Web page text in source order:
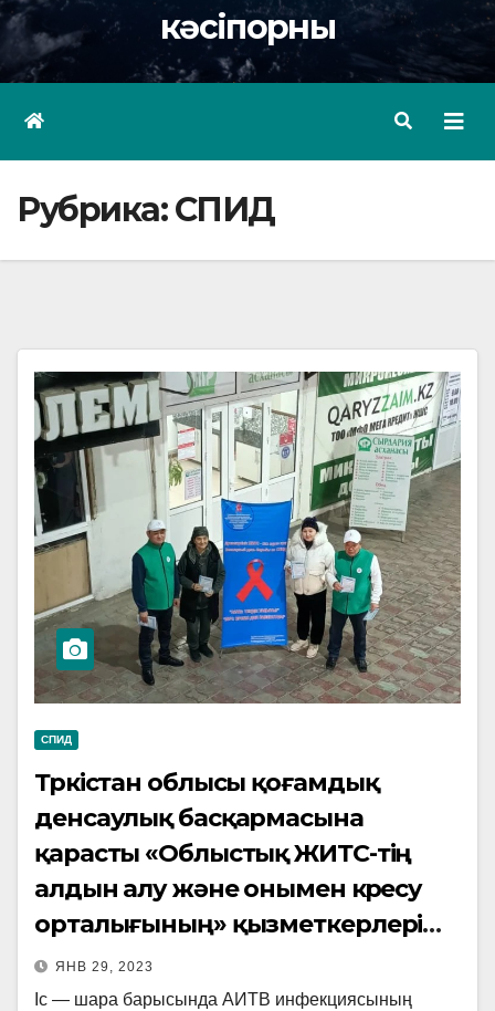
кәсіпорны
Рубрика:СПИД
СПИД
Түркістан облысы қоғамдық
денсаулық басқармасына
қарасты «Облыстық ЖИТС-тің
алдын алу және онымен күресу
орталығының» қызметкерлері
Түркістан қаласында орналасқан
«Сырдария» сауда орталығының
ЯНВ 29, 2023
Іс — шара барысында АИТВ инфекциясының